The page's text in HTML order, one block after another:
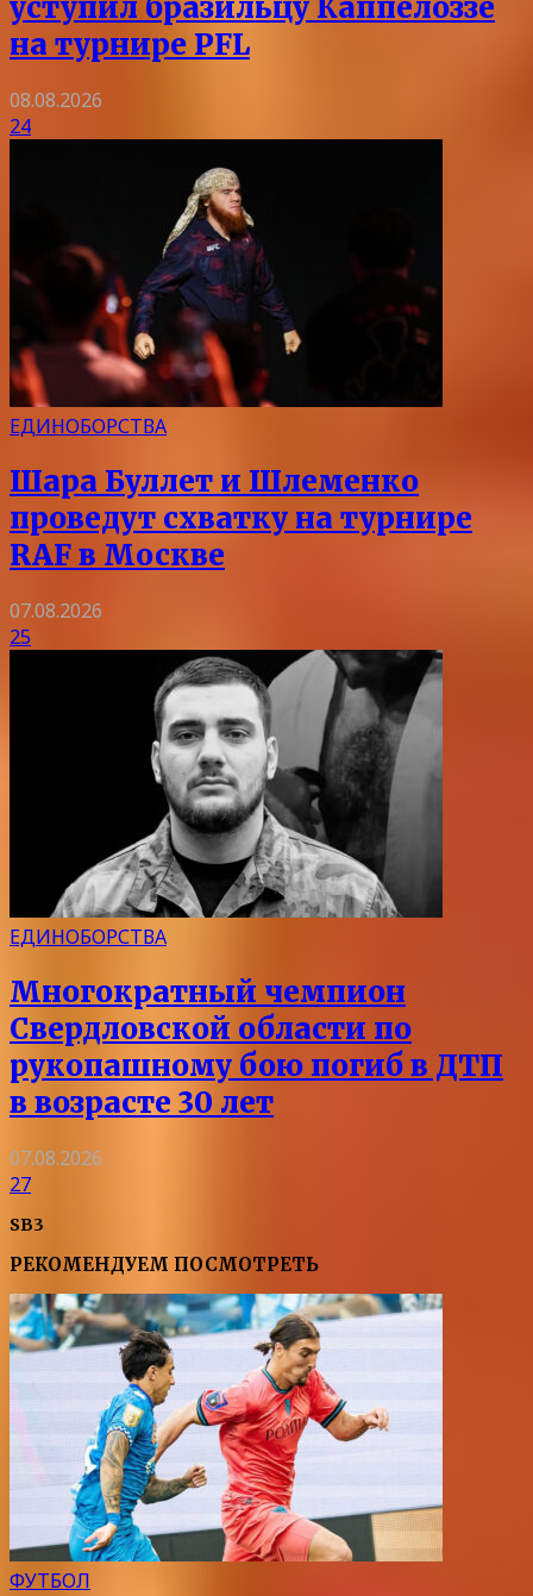
уступил бразильцу Каппелоззе
на турнире PFL
08.08.2026
24
ЕДИНОБОРСТВА
Шара Буллет и Шлеменко
проведут схватку на турнире
RAF в Москве
07.08.2026
25
ЕДИНОБОРСТВА
Многократный чемпион
Свердловской области по
рукопашному бою погиб в ДТП
в возрасте 30 лет
07.08.2026
27
SB3
РЕКОМЕНДУЕМ ПОСМОТРЕТЬ
ФУТБОЛ